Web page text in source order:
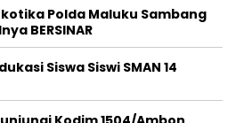
Polda Maluku Sambang
BERSINAR
Siswa Siswi SMAN 14